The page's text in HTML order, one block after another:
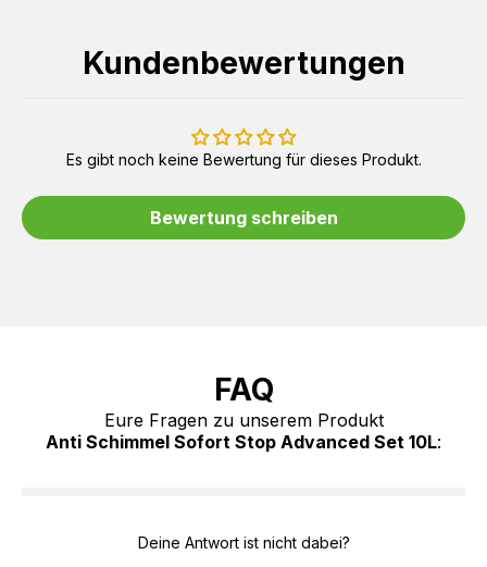
Kundenbewertungen
Es gibt noch keine Bewertung für dieses Produkt.
Bewertung schreiben
FAQ
Eure Fragen zu unserem Produkt
Anti Schimmel Sofort Stop Advanced Set 10L:
Deine Antwort ist nicht dabei?